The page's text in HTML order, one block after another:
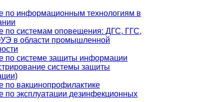
по информационным технологиям в
по системам оповещения: ДГС, ГГС,
в области промышленной
по системе защиты информации
системы защиты
по вакцинопрофилактике
по эксплуатации дезинфекционных